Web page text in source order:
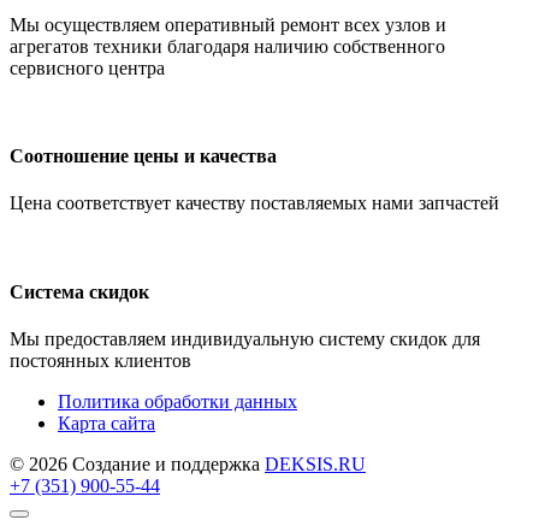
Мы осуществляем оперативный ремонт всех узлов и
агрегатов техники благодаря наличию собственного
сервисного центра
Соотношение цены и качества
Цена соответствует качеству поставляемых нами запчастей
Система скидок
Мы предоставляем индивидуальную систему скидок для
постоянных клиентов
Политика обработки данных
Карта сайта
© 2026 Создание и поддержка DEKSIS.RU
+7 (351) 900-55-44